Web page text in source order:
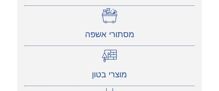
מסתורי אשפה
מוצרי בטון